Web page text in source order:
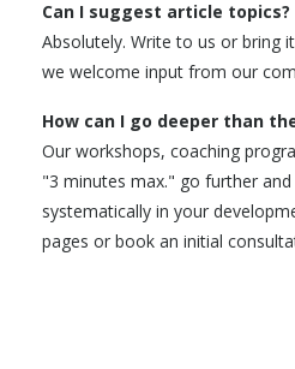
Can I suggest article topics?
Absolutely. Write to us or bring
we welcome input from our
How can I go deeper than
Our workshops, coaching
"3 minutes max." go further
systematically in your
pages or book an initial